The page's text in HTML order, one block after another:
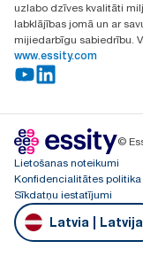
uzlabo dzīves kvalitāti
labklājības jomā un ar
mijiedarbīgu sabiedrību.
www.essity.com
©
Lietošanas noteikumi
Konfidencialitātes politika
Sīkdatņu iestatījumi
Latvia | Latvija